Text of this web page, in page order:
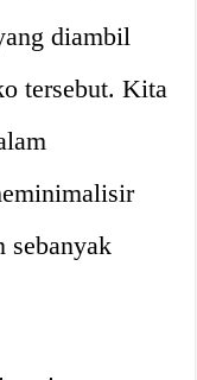
diambil
tersebut. Kita
sebanyak